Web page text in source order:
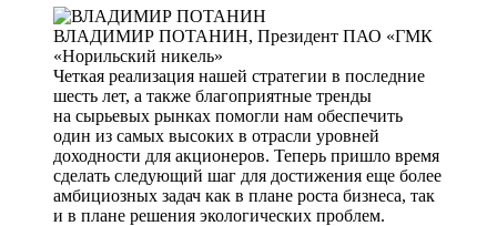
ВЛАДИМИР ПОТАНИН, Президент ПАО «ГМК
«Норильский никель»
Четкая реализация нашей стратегии в последние
шесть лет, а также благоприятные тренды
на сырьевых рынках помогли нам обеспечить
один из самых высоких в отрасли уровней
доходности для акционеров. Теперь пришло время
сделать следующий шаг для достижения еще более
амбициозных задач как в плане роста бизнеса, так
и в плане решения экологических проблем.